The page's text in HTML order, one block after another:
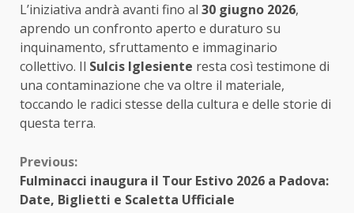
L’iniziativa andrà avanti fino al 30 giugno 2026,
aprendo un confronto aperto e duraturo su
inquinamento, sfruttamento e immaginario
collettivo. Il Sulcis Iglesiente resta così testimone di
una contaminazione che va oltre il materiale,
toccando le radici stesse della cultura e delle storie di
questa terra.
Continue
Reading
Previous:
Fulminacci inaugura il Tour Estivo 2026 a Padova:
Date, Biglietti e Scaletta Ufficiale